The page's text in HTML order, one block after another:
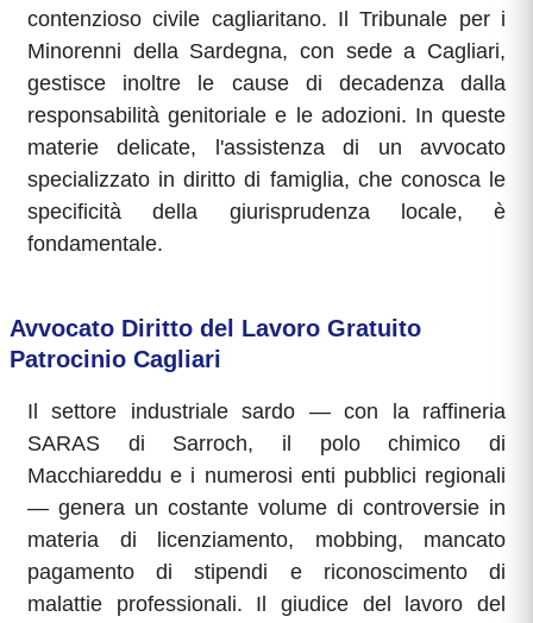
contenzioso civile cagliaritano. Il Tribunale per i
Minorenni della Sardegna, con sede a Cagliari,
gestisce inoltre le cause di decadenza dalla
responsabilità genitoriale e le adozioni. In queste
materie delicate, l'assistenza di un avvocato
specializzato in diritto di famiglia, che conosca le
specificità della giurisprudenza locale, è
fondamentale.
Avvocato Diritto del Lavoro Gratuito
Patrocinio Cagliari
Il settore industriale sardo — con la raffineria
SARAS di Sarroch, il polo chimico di
Macchiareddu e i numerosi enti pubblici regionali
— genera un costante volume di controversie in
materia di licenziamento, mobbing, mancato
pagamento di stipendi e riconoscimento di
malattie professionali. Il giudice del lavoro del